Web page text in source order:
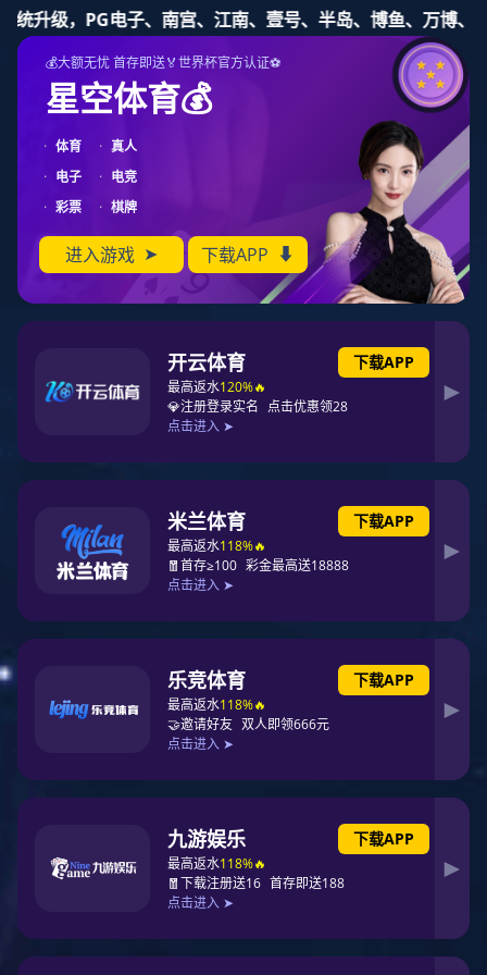
豪门国际
政策导向
国务院总理李强于2023年5月19日主持召开国务院常务
态化监管的实施意见》。《意见》明确, 要优化医保基
金监管方式，做实常态化监管，加强信息智能监控和社
会监督，进一步织密医保基金监管网。
险失能等级评估管理办法（试行）》《长期护理保险失
能等级评估机构定点管理办法（试行）》，向社会公开
征求意见。“强调医疗保障行政部门对定点管理、协议
履行、评估实施等进行监督，完善智能审核和监控规
则，强化智能监管”为基金监管工作指明了方向.